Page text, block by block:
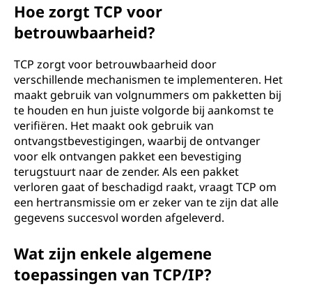
Hoe zorgt TCP voor
betrouwbaarheid?
TCP zorgt voor betrouwbaarheid door
verschillende mechanismen te implementeren. Het
maakt gebruik van volgnummers om pakketten bij
te houden en hun juiste volgorde bij aankomst te
verifiëren. Het maakt ook gebruik van
ontvangstbevestigingen, waarbij de ontvanger
voor elk ontvangen pakket een bevestiging
terugstuurt naar de zender. Als een pakket
verloren gaat of beschadigd raakt, vraagt TCP om
een hertransmissie om er zeker van te zijn dat alle
gegevens succesvol worden afgeleverd.
Wat zijn enkele algemene
toepassingen van TCP/IP?